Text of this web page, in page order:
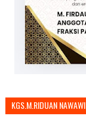
KGS.M.RIDUAN NAWAWI